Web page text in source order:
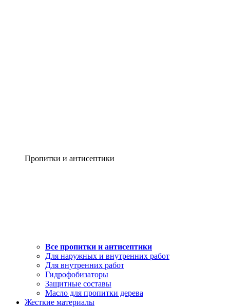
Пропитки и антисептики
Все пропитки и антисептики
Для наружных и внутренних работ
Для внутренних работ
Гидрофобизаторы
Защитные составы
Масло для пропитки дерева
Жесткие материалы